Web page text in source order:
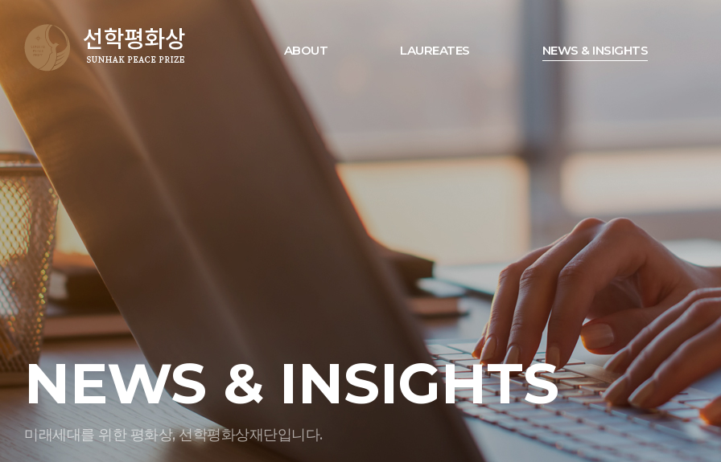
ABOUT LAUREATES NEWS & INSIGHTS
NEWS & INSIGHTS
미래세대를 위한 평화상, 선학평화상재단입니다.